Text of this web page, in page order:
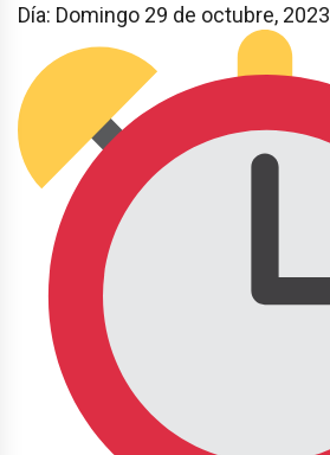
Día: Domingo 29 de octubre, 2023